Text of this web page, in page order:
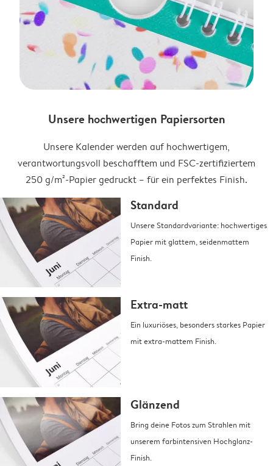
Unsere hochwertigen Papiersorten
Unsere Kalender werden auf hochwertigem,
verantwortungsvoll beschafftem und FSC-zertifiziertem
250 g/m²-Papier gedruckt – für ein perfektes Finish.
Standard
Unsere Standardvariante: hochwertiges
Papier mit glattem, seidenmattem
Finish.
Extra-matt
Ein luxuriöses, besonders starkes Papier
mit extra-mattem Finish.
Glänzend
Bring deine Fotos zum Strahlen mit
unserem farbintensiven Hochglanz-
Finish.